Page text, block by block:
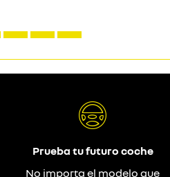
Prueba tu futuro coche
No importa el modelo que